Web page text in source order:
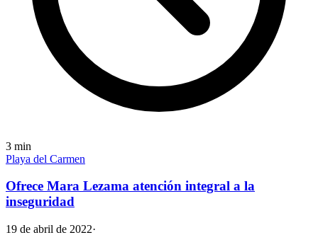
3 min
Playa del Carmen
Ofrece Mara Lezama atención integral a la
inseguridad
19 de abril de 2022·